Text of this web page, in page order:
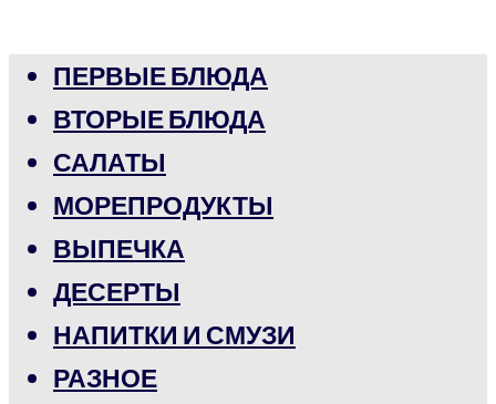
ПЕРВЫЕ БЛЮДА
ВТОРЫЕ БЛЮДА
САЛАТЫ
МОРЕПРОДУКТЫ
ВЫПЕЧКА
ДЕСЕРТЫ
НАПИТКИ И СМУЗИ
РАЗНОЕ